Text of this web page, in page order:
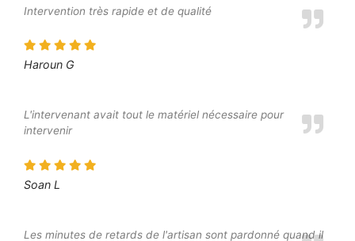
Intervention très rapide et de qualité
Haroun G
L'intervenant avait tout le matériel nécessaire pour
intervenir
Soan L
Les minutes de retards de l'artisan sont pardonné quand il